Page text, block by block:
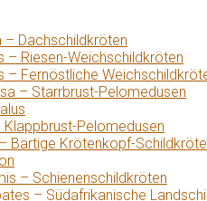
– Dachschildkröten
– Riesen-Weichschildkröten
– Fernöstliche
– Starrbrust-Pelomedusen
Pelomedusen
Bärtige Krötenkopf-
– Schienenschildkröten
– Südafrikanische